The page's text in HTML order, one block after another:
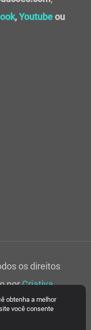
obtenha a melhor
você consente
,Youtubeou
os direitos
porCriativa